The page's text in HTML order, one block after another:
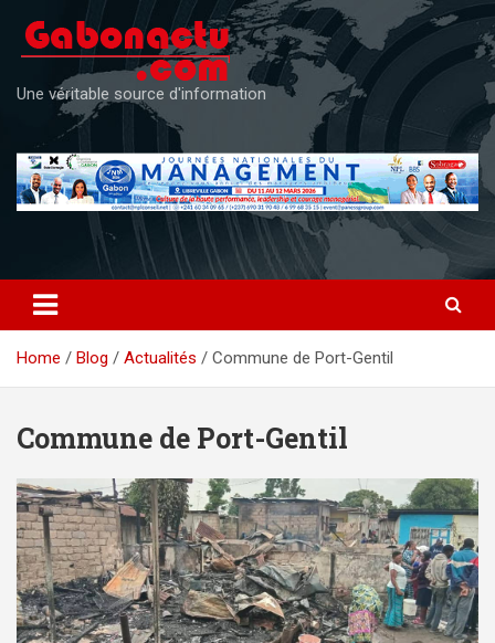
content
Une véritable source d'information
Home Blog Actualités Commune de Port-Gentil
Commune de Port-Gentil